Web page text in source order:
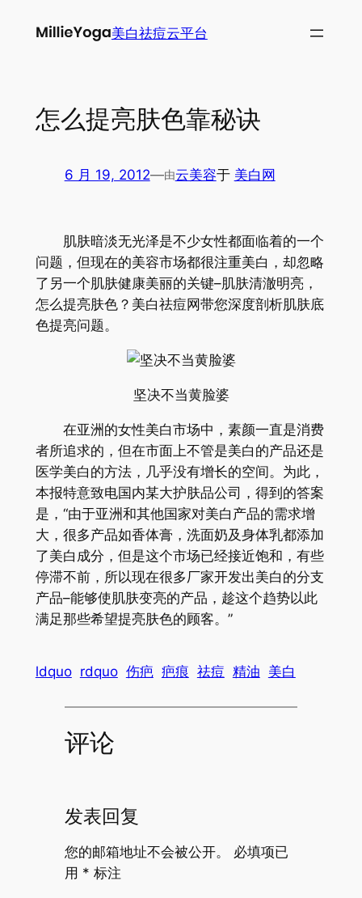
美白祛痘云平台
怎么提亮肤色靠秘诀
6 月 19, 2012—由云美容于 美白网
肌肤暗淡无光泽是不少女性都面临着的一个
问题，但现在的美容市场都很注重美白，却忽略
了另一个肌肤健康美丽的关键–肌肤清澈明亮，
怎么提亮肤色？美白祛痘网带您深度剖析肌肤底
色提亮问题。
坚决不当黄脸婆
在亚洲的女性美白市场中，素颜一直是消费
者所追求的，但在市面上不管是美白的产品还是
医学美白的方法，几乎没有增长的空间。为此，
本报特意致电国内某大护肤品公司，得到的答案
是，“由于亚洲和其他国家对美白产品的需求增
大，很多产品如香体膏，洗面奶及身体乳都添加
了美白成分，但是这个市场已经接近饱和，有些
停滞不前，所以现在很多厂家开发出美白的分支
产品–能够使肌肤变亮的产品，趁这个趋势以此
满足那些希望提亮肤色的顾客。”
ldquo rdquo 伤疤 疤痕 祛痘 精油 美白
评论
发表回复
您的邮箱地址不会被公开。
必填项已
用 * 标注